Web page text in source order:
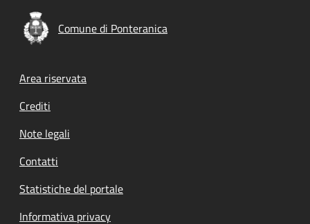
Comune di Ponteranica
Footer menu
Area riservata
Crediti
Note legali
Contatti
Statistiche del portale
Informativa privacy